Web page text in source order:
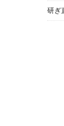
研ぎ